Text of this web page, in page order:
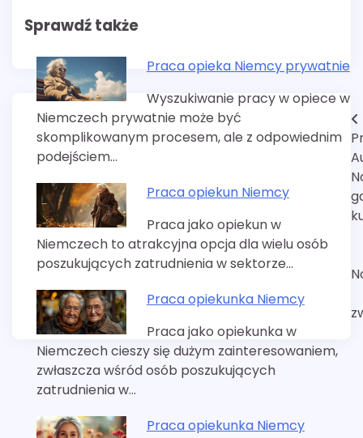
Sprawdź także
Praca opieka Niemcy prywatnie
Wyszukiwanie pracy w opiece w
Niemczech prywatnie może być
skomplikowanym procesem, ale z odpowiednim
podejściem…
Praca opiekun Niemcy
Praca jako opiekun w
Niemczech to atrakcyjna opcja dla wielu osób
poszukujących zatrudnienia w sektorze…
Praca opiekunka Niemcy
Praca jako opiekunka w
Niemczech cieszy się dużym zainteresowaniem,
zwłaszcza wśród osób poszukujących
zatrudnienia w…
Praca opiekunka Niemcy
Nawigacja
wpisu